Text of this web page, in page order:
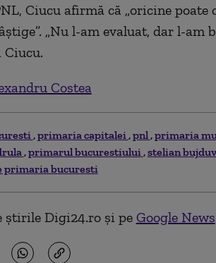
Ciucu afirmă că „oricine poate
„Nu l-am evaluat, dar l-am
Ciucu.
Costea
primaria capitalei pnl primaria
primarul bucurestiului stelian
primaria bucuresti
știrile Digi24.ro și pe Google News